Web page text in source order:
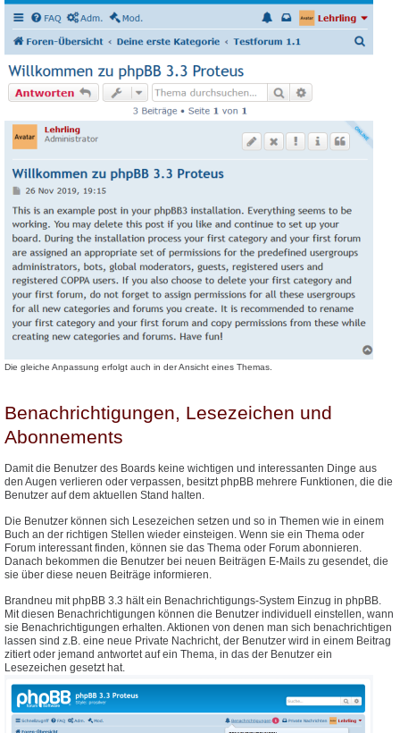
Die gleiche Anpassung erfolgt auch in der Ansicht eines Themas.
Benachrichtigungen, Lesezeichen und
Abonnements
Damit die Benutzer des Boards keine wichtigen und interessanten Dinge aus
den Augen verlieren oder verpassen, besitzt phpBB mehrere Funktionen, die die
Benutzer auf dem aktuellen Stand halten.
Die Benutzer können sich Lesezeichen setzen und so in Themen wie in einem
Buch an der richtigen Stellen wieder einsteigen. Wenn sie ein Thema oder
Forum interessant finden, können sie das Thema oder Forum abonnieren.
Danach bekommen die Benutzer bei neuen Beiträgen E-Mails zu gesendet, die
sie über diese neuen Beiträge informieren.
Brandneu mit phpBB 3.3 hält ein Benachrichtigungs-System Einzug in phpBB.
Mit diesen Benachrichtigungen können die Benutzer individuell einstellen, wann
sie Benachrichtigungen erhalten. Aktionen von denen man sich benachrichtigen
lassen sind z.B. eine neue Private Nachricht, der Benutzer wird in einem Beitrag
zitiert oder jemand antwortet auf ein Thema, in das der Benutzer ein
Lesezeichen gesetzt hat.